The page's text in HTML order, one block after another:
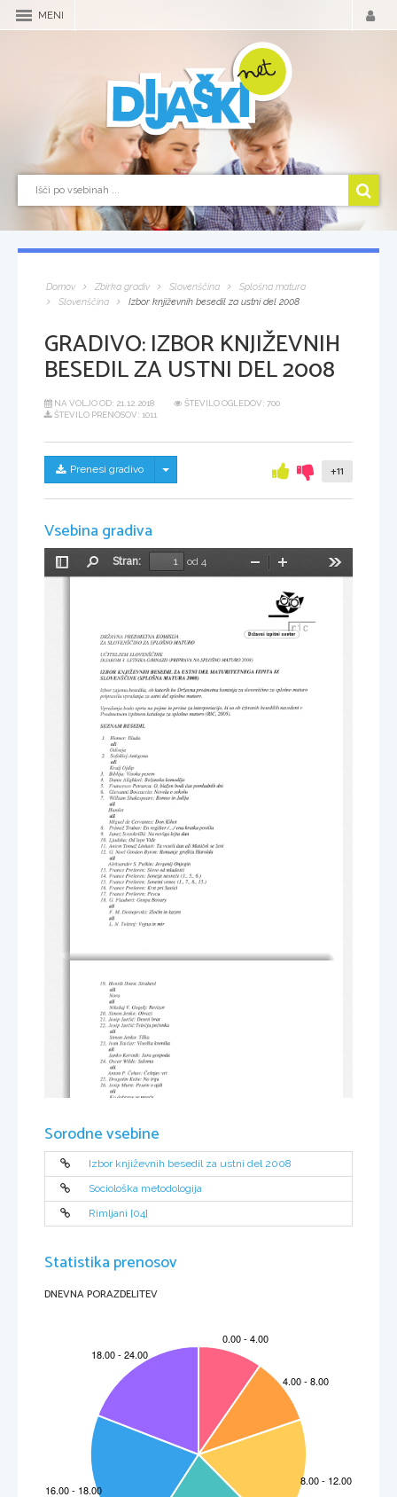
MENI
Domov Zbirka gradiv Slovenščina
Splošna matura
Slovenščina
Izbor književnih besedil za ustni del 2008
GRADIVO:IZBOR KNJIŽEVNIH
BESEDIL ZA USTNI DEL 2008
NA VOLJO OD: 21.12.2018
ŠTEVILO OGLEDOV: 700
ŠTEVILO PRENOSOV: 1011
Prenesi gradivo Skrij/prikaži meni +11
Vsebina gradiva
Preklopi
Stran:
od 4
Pomanjšaj
Sorodne vsebine
Izbor književnih besedil za ustni del 2008
Sociološka metodologija
Rimljani [04]
Statistika prenosov
DNEVNA PORAZDELITEV